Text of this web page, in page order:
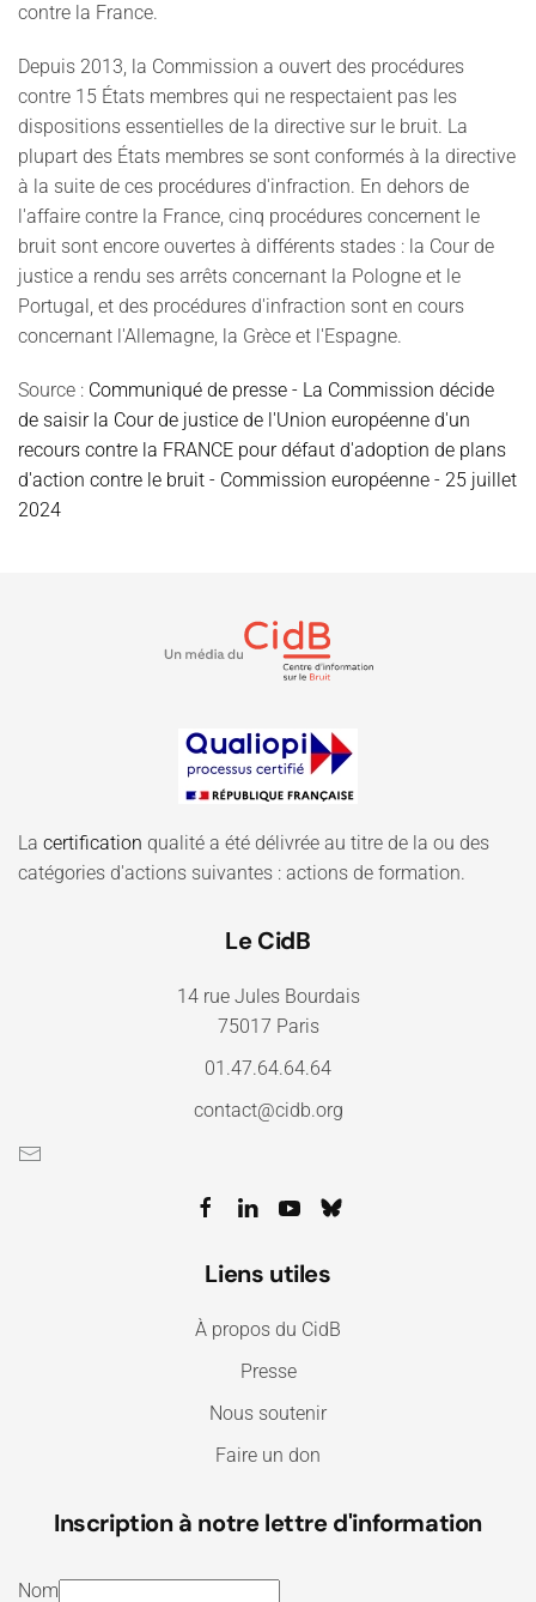
contre la France.
Depuis 2013, la Commission a ouvert des procédures
contre 15 États membres qui ne respectaient pas les
dispositions essentielles de la directive sur le bruit. La
plupart des États membres se sont conformés à la directive
à la suite de ces procédures d'infraction. En dehors de
l'affaire contre la France, cinq procédures concernent le
bruit sont encore ouvertes à différents stades : la Cour de
justice a rendu ses arrêts concernant la Pologne et le
Portugal, et des procédures d'infraction sont en cours
concernant l'Allemagne, la Grèce et l'Espagne.
Source : Communiqué de presse - La Commission décide
de saisir la Cour de justice de l'Union européenne d'un
recours contre la FRANCE pour défaut d'adoption de plans
d'action contre le bruit - Commission européenne - 25 juillet
2024
La certification qualité a été délivrée au titre de la ou des
catégories d'actions suivantes : actions de formation.
Le CidB
14 rue Jules Bourdais
75017 Paris
01.47.64.64.64
contact@cidb.org
Liens utiles
À propos du CidB
Presse
Nous soutenir
Faire un don
Inscription à notre lettre d'information
Nom